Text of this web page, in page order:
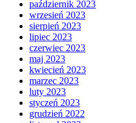
październik 2023
wrzesień 2023
sierpień 2023
lipiec 2023
czerwiec 2023
maj 2023
kwiecień 2023
marzec 2023
luty 2023
styczeń 2023
grudzień 2022